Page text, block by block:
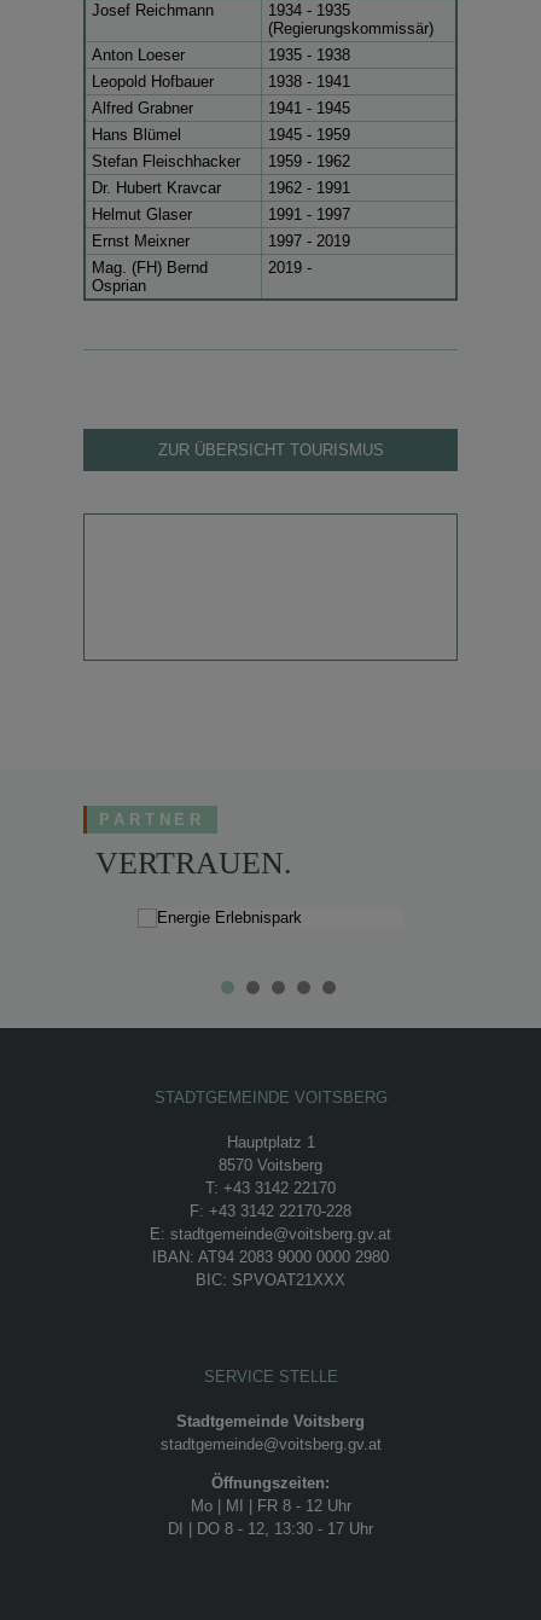
Josef Reichmann
1934 - 1935
(Regierungskommissär)
Anton Loeser
1935 - 1938
Leopold Hofbauer
1938 - 1941
Alfred Grabner
1941 - 1945
Hans Blümel
1945 - 1959
Stefan Fleischhacker
1959 - 1962
Dr. Hubert Kravcar
1962 - 1991
Helmut Glaser
1991 - 1997
Ernst Meixner
1997 - 2019
Mag. (FH) Bernd
Osprian
2019 -
ZUR ÜBERSICHT TOURISMUS
PARTNER
VERTRAUEN.
STADTGEMEINDE VOITSBERG
Hauptplatz 1
8570 Voitsberg
T: +43 3142 22170
F: +43 3142 22170-228
E: stadtgemeinde@voitsberg.gv.at
IBAN: AT94 2083 9000 0000 2980
BIC: SPVOAT21XXX
SERVICE STELLE
Stadtgemeinde Voitsberg
stadtgemeinde@voitsberg.gv.at
Öffnungszeiten:
Mo | MI | FR 8 - 12 Uhr
DI | DO 8 - 12, 13:30 - 17 Uhr